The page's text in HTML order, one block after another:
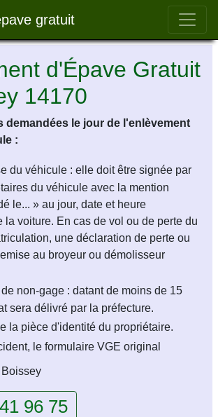
gratuit Bar
d'Épave Gratuit
14170
demandées le jour de l'enlèvement
:
du véhicule : elle doit être signée par
du véhicule avec la mention
le... » au jour, date et heure
la voiture. En cas de vol ou de perte du
une déclaration de perte ou
au broyeur ou démolisseur
non-gage : datant de moins de 15
sera délivré par la préfecture.
la pièce d'identité du propriétaire.
le formulaire VGE original
96 75